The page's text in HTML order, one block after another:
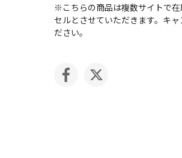
※こちらの商品は複数サイトで
セルとさせていただきます。キ
ださい。